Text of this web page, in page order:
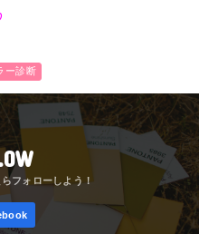
ー診断